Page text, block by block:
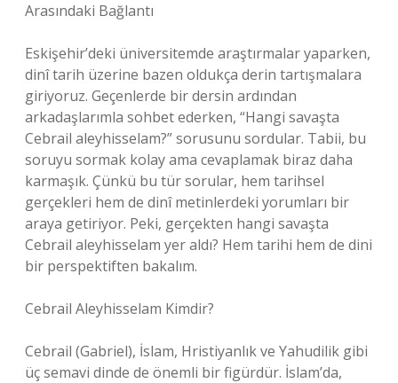
Arasındaki Bağlantı
Eskişehir’deki üniversitemde araştırmalar yaparken,
dinî tarih üzerine bazen oldukça derin tartışmalara
giriyoruz. Geçenlerde bir dersin ardından
arkadaşlarımla sohbet ederken, “Hangi savaşta
Cebrail aleyhisselam?” sorusunu sordular. Tabii, bu
soruyu sormak kolay ama cevaplamak biraz daha
karmaşık. Çünkü bu tür sorular, hem tarihsel
gerçekleri hem de dinî metinlerdeki yorumları bir
araya getiriyor. Peki, gerçekten hangi savaşta
Cebrail aleyhisselam yer aldı? Hem tarihi hem de dini
bir perspektiften bakalım.
Cebrail Aleyhisselam Kimdir?
Cebrail (Gabriel), İslam, Hristiyanlık ve Yahudilik gibi
üç semavi dinde de önemli bir figürdür. İslam’da,